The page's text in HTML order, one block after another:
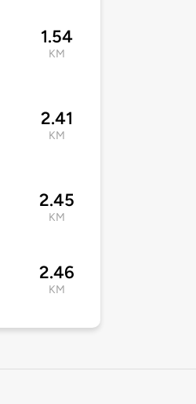
1.54
KM
2.41
KM
2.45
KM
2.46
KM